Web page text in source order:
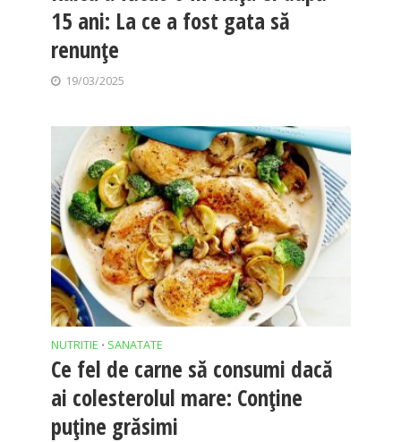
15 ani: La ce a fost gata să
renunțe
19/03/2025
NUTRITIE • SANATATE
Ce fel de carne să consumi dacă
ai colesterolul mare: Conține
puține grăsimi